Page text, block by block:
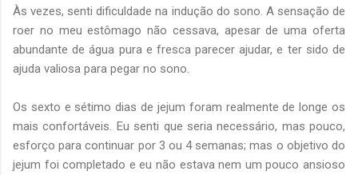
Às vezes, senti dificuldade na indução do sono. A sensação de
roer no meu estômago não cessava, apesar de uma oferta
abundante de água pura e fresca parecer ajudar, e ter sido de
ajuda valiosa para pegar no sono.
Os sexto e sétimo dias de jejum foram realmente de longe os
mais confortáveis. Eu senti que seria necessário, mas pouco,
esforço para continuar por 3 ou 4 semanas; mas o objetivo do
jejum foi completado e eu não estava nem um pouco ansioso